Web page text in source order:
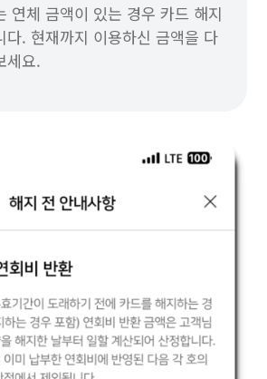
연체 금액이 있는 경우 카드 해지
다. 현재까지 이용하신 금액을 다
세요.